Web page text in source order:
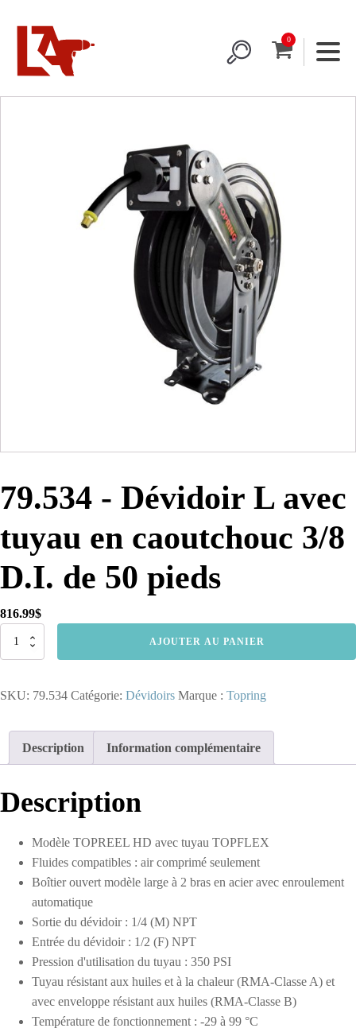
79.534 - Dévidoir L avec
tuyau en caoutchouc 3/8
D.I. de 50 pieds
816.99$
quantité
Dévidoir
AJOUTER AU PANIER
SKU: 79.534 Catégorie: Dévidoirs Marque : Topring
Description Information complémentaire
Description
Modèle TOPREEL HD avec tuyau TOPFLEX
Fluides compatibles : air comprimé seulement
Boîtier ouvert modèle large à 2 bras en acier avec enroulement
automatique
Sortie du dévidoir : 1/4 (M) NPT
Entrée du dévidoir : 1/2 (F) NPT
Pression d'utilisation du tuyau : 350 PSI
Tuyau résistant aux huiles et à la chaleur (RMA-Classe A) et
avec enveloppe résistant aux huiles (RMA-Classe B)
Température de fonctionnement : -29 à 99 °C